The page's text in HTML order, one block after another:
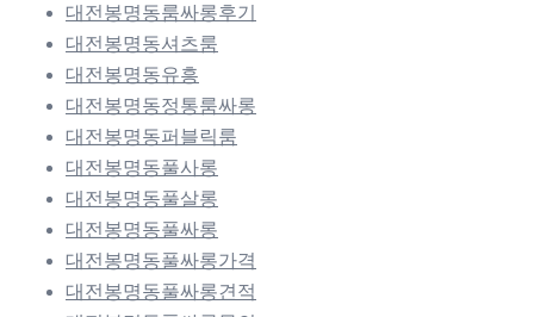
대전봉명동룸싸롱후기
대전봉명동셔츠룸
대전봉명동유흥
대전봉명동정통룸싸롱
대전봉명동퍼블릭룸
대전봉명동풀사롱
대전봉명동풀살롱
대전봉명동풀싸롱
대전봉명동풀싸롱가격
대전봉명동풀싸롱견적